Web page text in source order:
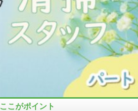
ここがポイント